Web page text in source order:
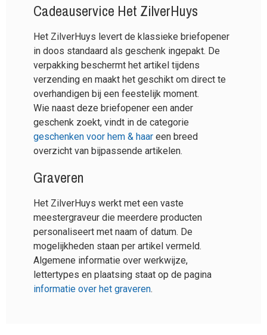
Cadeauservice Het ZilverHuys
Het ZilverHuys levert de klassieke briefopener
in doos standaard als geschenk ingepakt. De
verpakking beschermt het artikel tijdens
verzending en maakt het geschikt om direct te
overhandigen bij een feestelijk moment.
Wie naast deze briefopener een ander
geschenk zoekt, vindt in de categorie
geschenken voor hem & haar een breed
overzicht van bijpassende artikelen.
Graveren
Het ZilverHuys werkt met een vaste
meestergraveur die meerdere producten
personaliseert met naam of datum. De
mogelijkheden staan per artikel vermeld.
Algemene informatie over werkwijze,
lettertypes en plaatsing staat op de pagina
informatie over het graveren.